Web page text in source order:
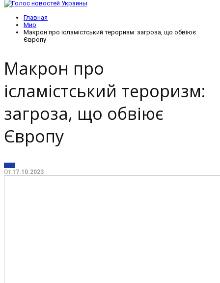
Главная
Мир
Макрон про ісламістський тероризм: загроза, що обвіює
Європу
Макрон про
ісламістський тероризм:
загроза, що обвіює
Європу
От 17.10.2023